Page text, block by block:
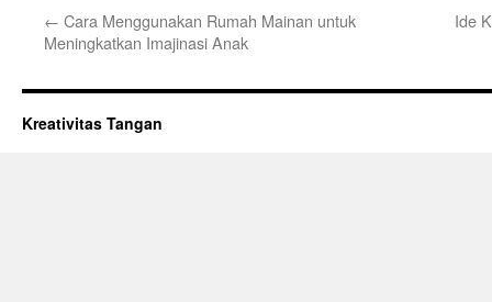
← Cara Menggunakan Rumah Mainan untuk
Meningkatkan Imajinasi Anak
Ide
Kreativitas Tangan